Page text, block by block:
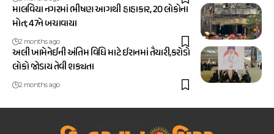
માલવિયા નગરમાં ભીષણ આગથી હાહાકાર, 20 લોકોના
મોત; 47ને બચાવાયા
2 months ago
અલી ખામેનેઈની અંતિમ વિધિ માટે ઈરાનમાં તૈયારી,કરોડો
લોકો જોડાય તેવી શક્યતા
2 months ago